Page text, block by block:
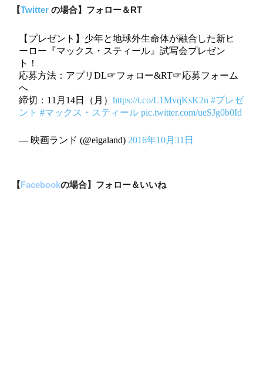
【Twitter の場合】フォロー＆RT
【プレゼント】少年と地球外生命体が融合した新ヒ
ーロー『マックス・スティール』試写会プレゼン
ト！
応募方法：アプリDL☞フォロー&RT☞応募フォーム
へ
締切：11月14日（月）https://t.co/L1MvqKsK2n #プレゼ
ント #マックス・スティール pic.twitter.com/ueSJg0b0Id
— 映画ランド (@eigaland) 2016年10月31日
【Facebookの場合】フォロー＆いいね